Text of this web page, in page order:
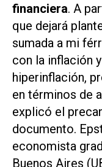
financiera. A
que dejará
sumada a mi
con la inflación
hiperinflación,
en términos de
explicó el
documento.
economista
Buenos Aires